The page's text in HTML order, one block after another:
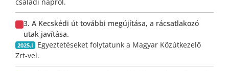
3. A Kecskédi út további megújítása, a rácsatlakozó
utak javítása.
2025.I
Egyeztetéseket folytatunk a Magyar Közútkezelő
Zrt-vel.